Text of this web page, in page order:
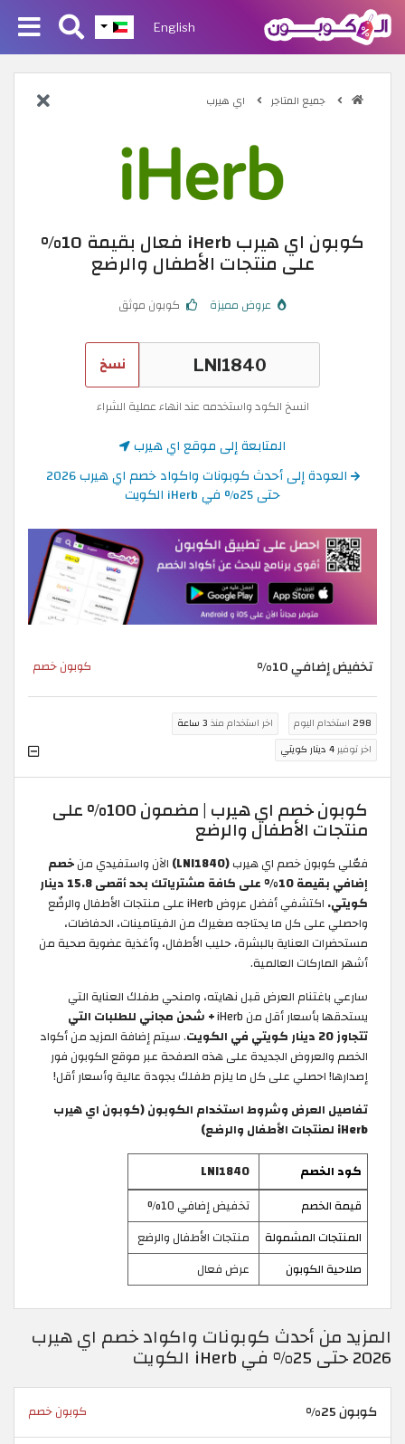
English
جميع المتاجر اي هيرب
كوبون اي هيرب iHerb فعال بقيمة 10%
على منتجات الأطفال والرضع
عروض مميزة كوبون موثق
نسخ
انسخ الكود واستخدمه عند انهاء عملية الشراء
المتابعة إلى موقع اي هيرب
العودة إلى أحدث كوبونات واكواد خصم اي هيرب 2026
حتى 25% في iHerb الكويت
تخفيض إضافي 10% كوبون خصم
298 استخدام اليوم اخر استخدام منذ 3 ساعة
اخر توفير4 دينار كويتي
كوبون خصم اي هيرب | مضمون 100% على
منتجات الأطفال والرضع
فعّلي كوبون خصم اي هيرب(LNI1840) الآن واستفيدي منخصم
إضافي بقيمة 10% على كافة مشترياتك بحد أقصى 15.8 دينار
كويتي.
اكتشفي أفضل عروض iHerb على منتجات الأطفال والرضّع
واحصلي على كل ما يحتاجه صغيرك من الفيتامينات، الحفاضات،
مستحضرات العناية بالبشرة، حليب الأطفال، وأغذية عضوية صحية من
أشهر الماركات العالمية.
سارعي باغتنام العرض قبل نهايته، وامنحي طفلك العناية التي
يستحقها بأسعار أقل من iHerb
+ شحن مجاني للطلبات التي
تتجاوز 20 دينار كويتي في الكويت
. سيتم إضافة المزيد من أكواد
الخصم والعروض الجديدة على هذه الصفحة عبر موقع الكوبون فور
إصدارها! احصلي على كل ما يلزم طفلك بجودة عالية وأسعار أقل!
تفاصيل العرض وشروط استخدام الكوبون (كوبون اي هيرب
iHerb لمنتجات الأطفال والرضع)
كود الخصم
LNI1840
قيمة الخصم
تخفيض إضافي 10%
المنتجات المشمولة
منتجات الأطفال والرضع
صلاحية الكوبون
عرض فعال
المزيد من أحدث كوبونات واكواد خصم اي هيرب
2026 حتى 25% في iHerb الكويت
كوبون 25% كوبون خصم